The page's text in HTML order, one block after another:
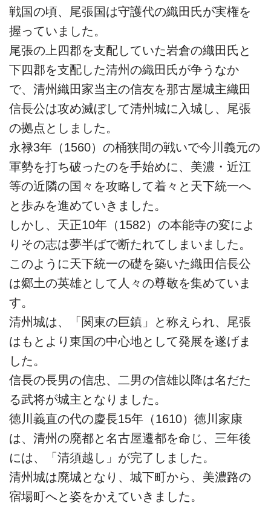
戦国の頃、尾張国は守護代の織田氏が実権を
握っていました。
尾張の上四郡を支配していた岩倉の織田氏と
下四郡を支配した清州の織田氏が争うなか
で、清州織田家当主の信友を那古屋城主織田
信長公は攻め滅ぼして清州城に入城し、尾張
の拠点としました。
永禄3年（1560）の桶狭間の戦いで今川義元の
軍勢を打ち破ったのを手始めに、美濃・近江
等の近隣の国々を攻略して着々と天下統一へ
と歩みを進めていきました。
しかし、天正10年（1582）の本能寺の変によ
りその志は夢半ばで断たれてしまいました。
このように天下統一の礎を築いた織田信長公
は郷土の英雄として人々の尊敬を集めていま
す。
清州城は、「関東の巨鎮」と称えられ、尾張
はもとより東国の中心地として発展を遂げま
した。
信長の長男の信忠、二男の信雄以降は名だた
る武将が城主となりました。
徳川義直の代の慶長15年（1610）徳川家康
は、清州の廃都と名古屋遷都を命じ、三年後
には、「清須越し」が完了しました。
清州城は廃城となり、城下町から、美濃路の
宿場町へと姿をかえていきました。